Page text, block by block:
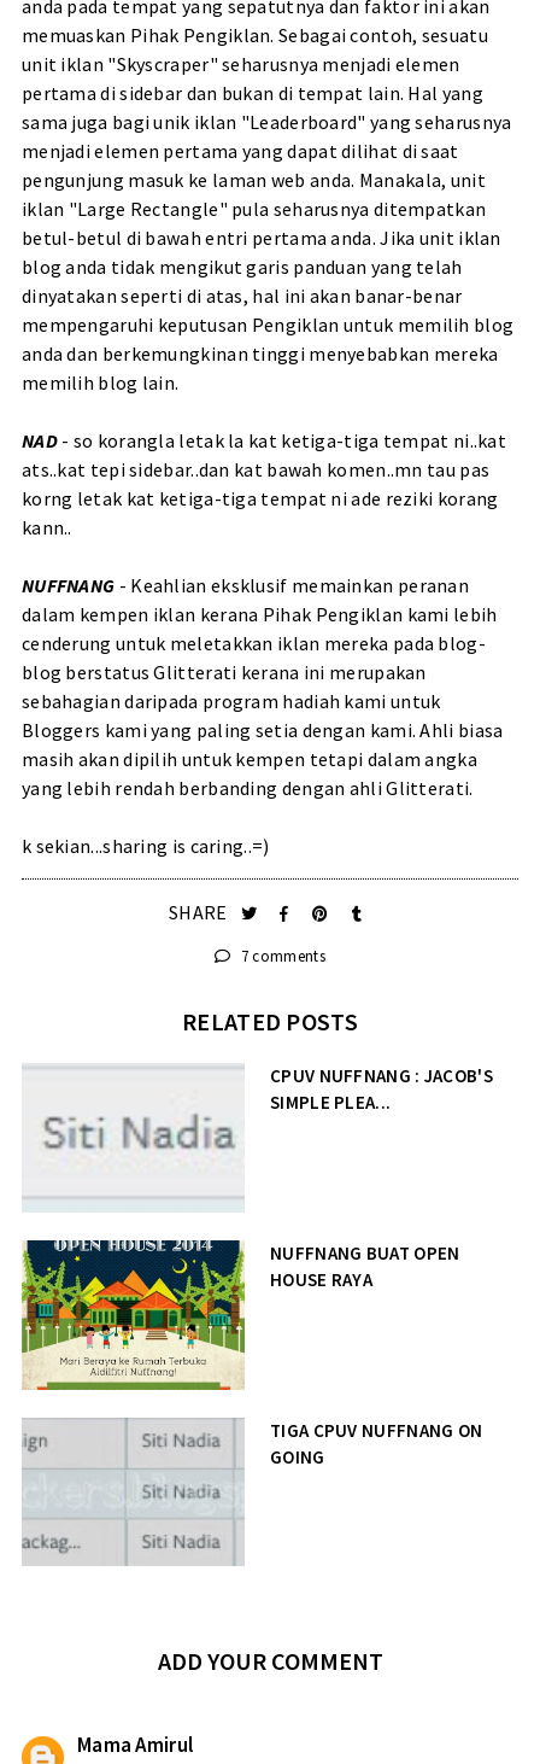
anda pada tempat yang sepatutnya dan faktor ini akan
memuaskan Pihak Pengiklan. Sebagai contoh, sesuatu
unit iklan "Skyscraper" seharusnya menjadi elemen
pertama di sidebar dan bukan di tempat lain. Hal yang
sama juga bagi unik iklan "Leaderboard" yang seharusnya
menjadi elemen pertama yang dapat dilihat di saat
pengunjung masuk ke laman web anda. Manakala, unit
iklan "Large Rectangle" pula seharusnya ditempatkan
betul-betul di bawah entri pertama anda. Jika unit iklan
blog anda tidak mengikut garis panduan yang telah
dinyatakan seperti di atas, hal ini akan banar-benar
mempengaruhi keputusan Pengiklan untuk memilih blog
anda dan berkemungkinan tinggi menyebabkan mereka
memilih blog lain.
NAD- so korangla letak la kat ketiga-tiga tempat ni..kat
ats..kat tepi sidebar..dan kat bawah komen..mn tau pas
korng letak kat ketiga-tiga tempat ni ade reziki korang
kann..
NUFFNANG - Keahlian eksklusif memainkan peranan
dalam kempen iklan kerana Pihak Pengiklan kami lebih
cenderung untuk meletakkan iklan mereka pada blog-
blog berstatus Glitterati kerana ini merupakan
sebahagian daripada program hadiah kami untuk
Bloggers kami yang paling setia dengan kami. Ahli biasa
masih akan dipilih untuk kempen tetapi dalam angka
yang lebih rendah berbanding dengan ahli Glitterati.
k sekian...sharing is caring..=)
SHARE
7 comments
RELATED POSTS
CPUV NUFFNANG : JACOB'S
SIMPLE PLEA...
NUFFNANG BUAT OPEN
HOUSE RAYA
TIGA CPUV NUFFNANG ON
GOING
ADD YOUR COMMENT
Mama Amirul